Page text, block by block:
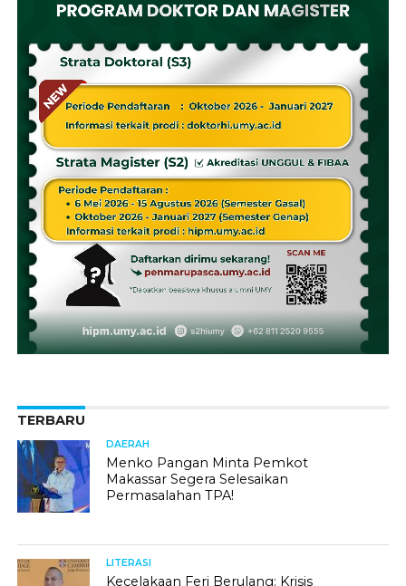
TERBARU
DAERAH
Menko Pangan Minta Pemkot
Makassar Segera Selesaikan
Permasalahan TPA!
LITERASI
Kecelakaan Feri Berulang: Krisis